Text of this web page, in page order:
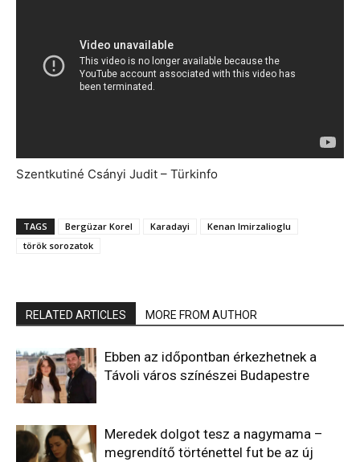
Szentkutiné Csányi Judit – Türkinfo
TAGS Bergüzar Korel Karadayi
Kenan Imirzalioglu
török sorozatok
RELATED ARTICLES MORE FROM AUTHOR
Ebben az időpontban érkezhetnek a
Távoli város színészei Budapestre
Meredek dolgot tesz a nagymama –
megrendítő történettel fut be az új